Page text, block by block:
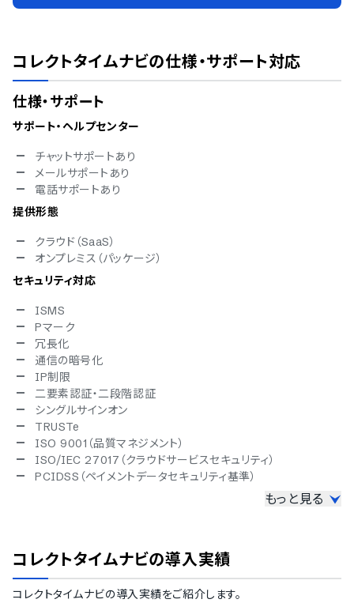
コレクトタイムナビの仕様・サポート対応
仕様・サポート
サポート・ヘルプセンター
チャットサポートあり
メールサポートあり
電話サポートあり
提供形態
クラウド（SaaS）
オンプレミス（パッケージ）
セキュリティ対応
ISMS
Pマーク
冗長化
通信の暗号化
IP制限
二要素認証・二段階認証
シングルサインオン
TRUSTe
ISO 9001（品質マネジメント）
ISO/IEC 27017（クラウドサービスセキュリティ）
PCIDSS（ペイメントデータセキュリティ基準）
韓国語
スペイン語
タイ語
もっと見る
コレクトタイムナビの導入実績
コレクトタイムナビの導入実績をご紹介します。